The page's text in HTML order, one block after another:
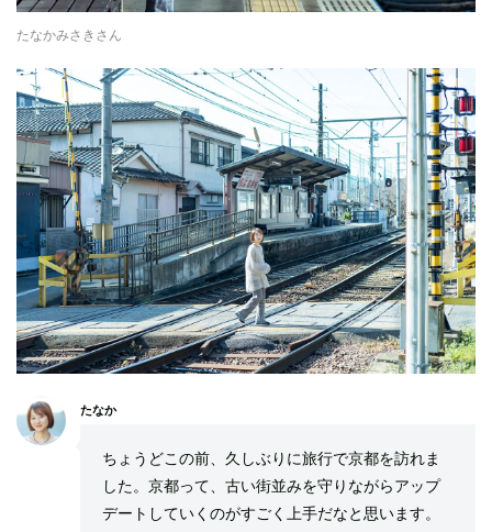
たなかみさきさん
たなか
ちょうどこの前、久しぶりに旅行で京都を訪れま
した。京都って、古い街並みを守りながらアップ
デートしていくのがすごく上手だなと思います。